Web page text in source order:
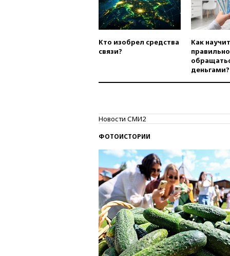
Кто изобрел средства
связи?
Как
правильно
деньгами?
Новости СМИ2
ФОТОИСТОРИИ